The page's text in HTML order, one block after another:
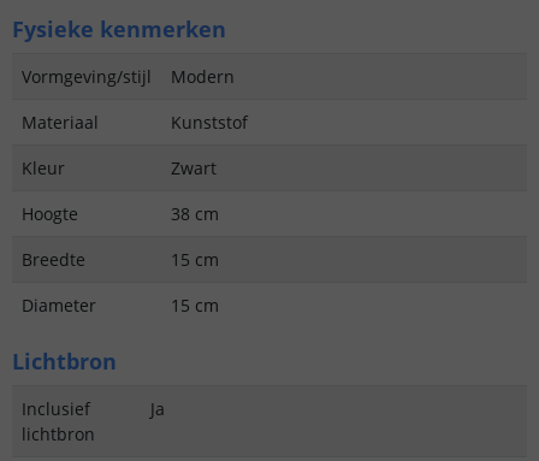
Fysieke kenmerken
Vormgeving/stijl
Modern
Materiaal
Kunststof
Kleur
Zwart
Hoogte
38 cm
Breedte
15 cm
Diameter
15 cm
Lichtbron
Inclusief
lichtbron
Ja